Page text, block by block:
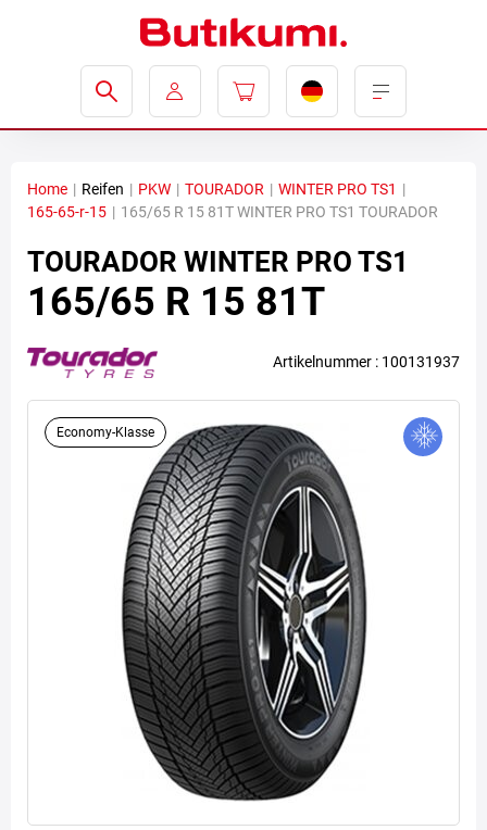
Economy-Klasse
Home | Reifen | PKW | TOURADOR | WINTER PRO TS1 |
165-65-r-15 | 165/65 R 15 81T WINTER PRO TS1 TOURADOR
TOURADOR WINTER PRO TS1
165/65 R 15 81T
Artikelnummer : 100131937